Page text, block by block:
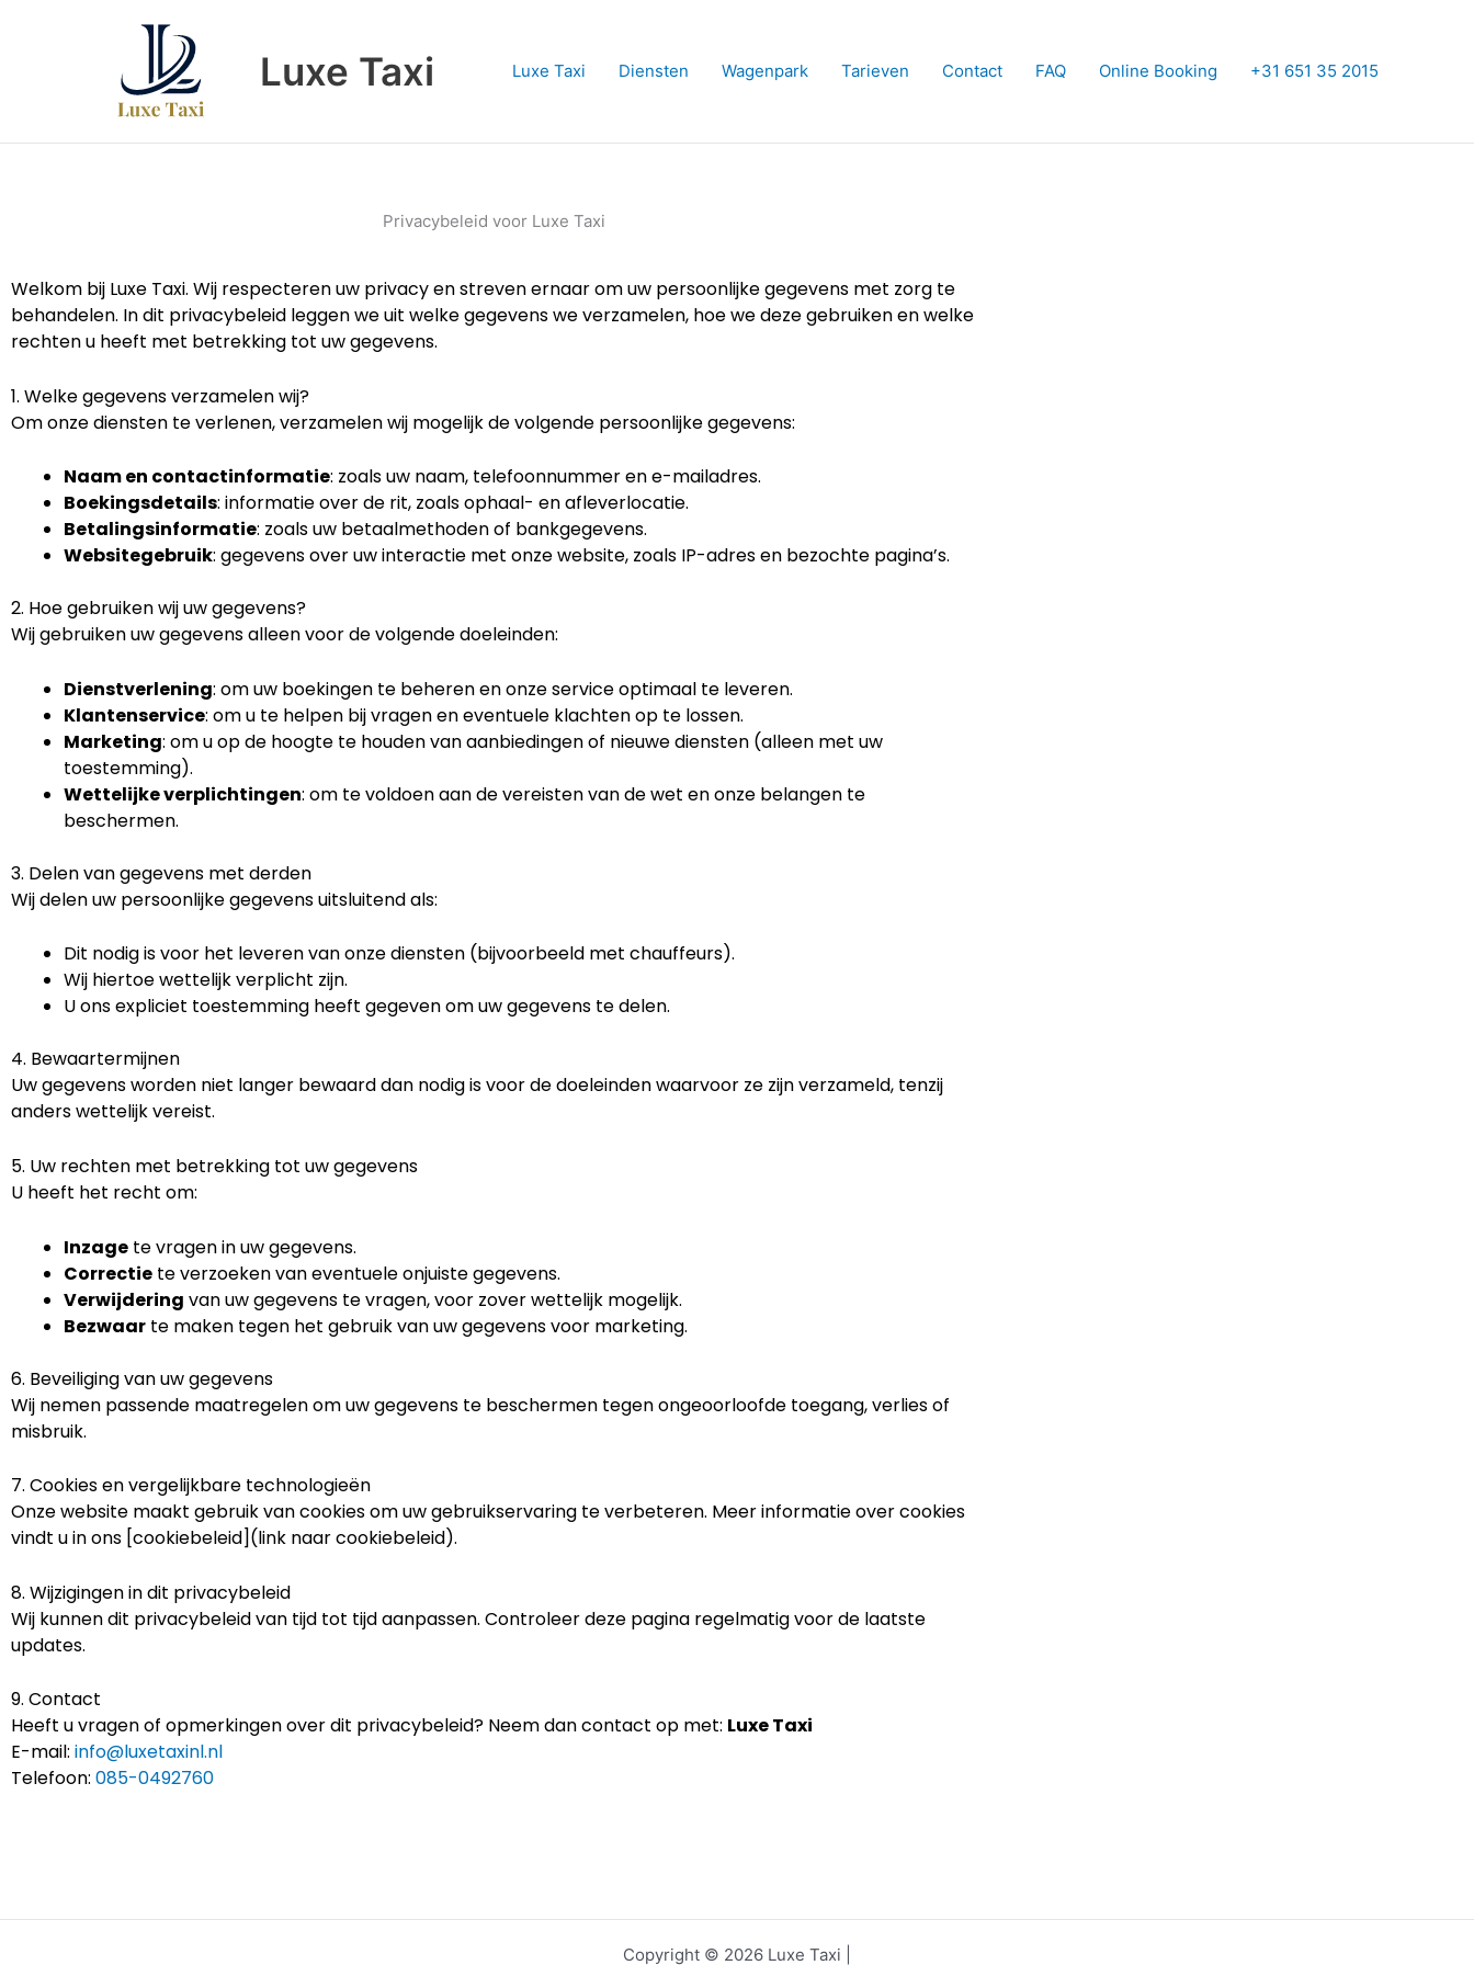
Luxe Taxi Luxe Taxi Diensten Wagenpark Tarieven Contact FAQ Online Booking +31 651 35 2015
Privacybeleid voor Luxe Taxi
Welkom bij Luxe Taxi. Wij respecteren uw privacy en streven ernaar om uw persoonlijke gegevens met zorg te
behandelen. In dit privacybeleid leggen we uit welke gegevens we verzamelen, hoe we deze gebruiken en welke
rechten u heeft met betrekking tot uw gegevens.
1. Welke gegevens verzamelen wij?
Om onze diensten te verlenen, verzamelen wij mogelijk de volgende persoonlijke gegevens:
Naam en contactinformatie: zoals uw naam, telefoonnummer en e-mailadres.
Boekingsdetails: informatie over de rit, zoals ophaal- en afleverlocatie.
Betalingsinformatie: zoals uw betaalmethoden of bankgegevens.
Websitegebruik: gegevens over uw interactie met onze website, zoals IP-adres en bezochte pagina’s.
2. Hoe gebruiken wij uw gegevens?
Wij gebruiken uw gegevens alleen voor de volgende doeleinden:
Dienstverlening: om uw boekingen te beheren en onze service optimaal te leveren.
Klantenservice: om u te helpen bij vragen en eventuele klachten op te lossen.
Marketing: om u op de hoogte te houden van aanbiedingen of nieuwe diensten (alleen met uw
toestemming).
Wettelijke verplichtingen: om te voldoen aan de vereisten van de wet en onze belangen te
beschermen.
3. Delen van gegevens met derden
Wij delen uw persoonlijke gegevens uitsluitend als:
Dit nodig is voor het leveren van onze diensten (bijvoorbeeld met chauffeurs).
Wij hiertoe wettelijk verplicht zijn.
U ons expliciet toestemming heeft gegeven om uw gegevens te delen.
4. Bewaartermijnen
Uw gegevens worden niet langer bewaard dan nodig is voor de doeleinden waarvoor ze zijn verzameld, tenzij
anders wettelijk vereist.
5. Uw rechten met betrekking tot uw gegevens
U heeft het recht om:
Inzage te vragen in uw gegevens.
Correctie te verzoeken van eventuele onjuiste gegevens.
Verwijdering van uw gegevens te vragen, voor zover wettelijk mogelijk.
Bezwaar te maken tegen het gebruik van uw gegevens voor marketing.
6. Beveiliging van uw gegevens
Wij nemen passende maatregelen om uw gegevens te beschermen tegen ongeoorloofde toegang, verlies of
misbruik.
7. Cookies en vergelijkbare technologieën
Onze website maakt gebruik van cookies om uw gebruikservaring te verbeteren. Meer informatie over cookies
vindt u in ons [cookiebeleid](link naar cookiebeleid).
8. Wijzigingen in dit privacybeleid
Wij kunnen dit privacybeleid van tijd tot tijd aanpassen. Controleer deze pagina regelmatig voor de laatste
updates.
9. Contact
Heeft u vragen of opmerkingen over dit privacybeleid? Neem dan contact op met: Luxe Taxi
E-mail: info@luxetaxinl.nl
Telefoon: 085-0492760
Copyright © 2026 Luxe Taxi |